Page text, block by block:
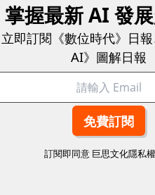
，否則為了避免雜亂，
把想分析的欄位放
掌握最新 AI 發展
立即訂閱《數位時代》日
AI》圖解日報
訂閱即同意 巨思文化隱私